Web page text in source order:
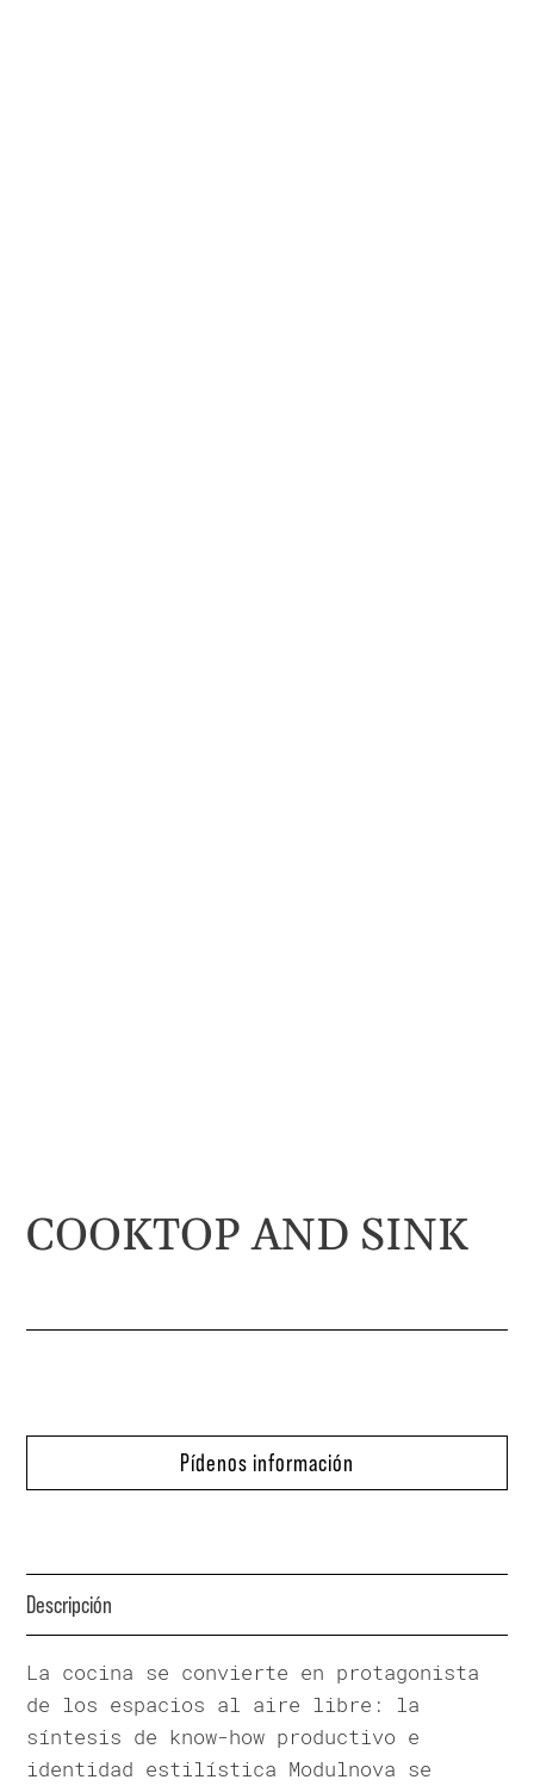
COOKTOP AND SINK
Pídenos información
Descripción
La cocina se convierte en protagonista
de los espacios al aire libre: la
síntesis de know-how productivo e
identidad estilística Modulnova se